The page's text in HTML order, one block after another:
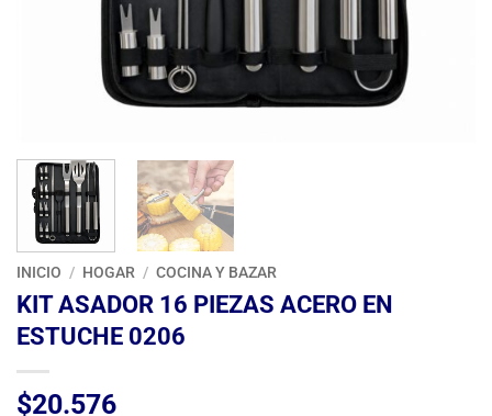
INICIO / HOGAR / COCINA Y BAZAR
KIT ASADOR 16 PIEZAS ACERO EN
ESTUCHE 0206
$20.576